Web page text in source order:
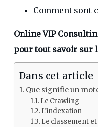
Comment sont
Online VIP
pour tout savoir sur
Dans cet article
Que signifie un
Le Crawling
L’indexation
Le classement et